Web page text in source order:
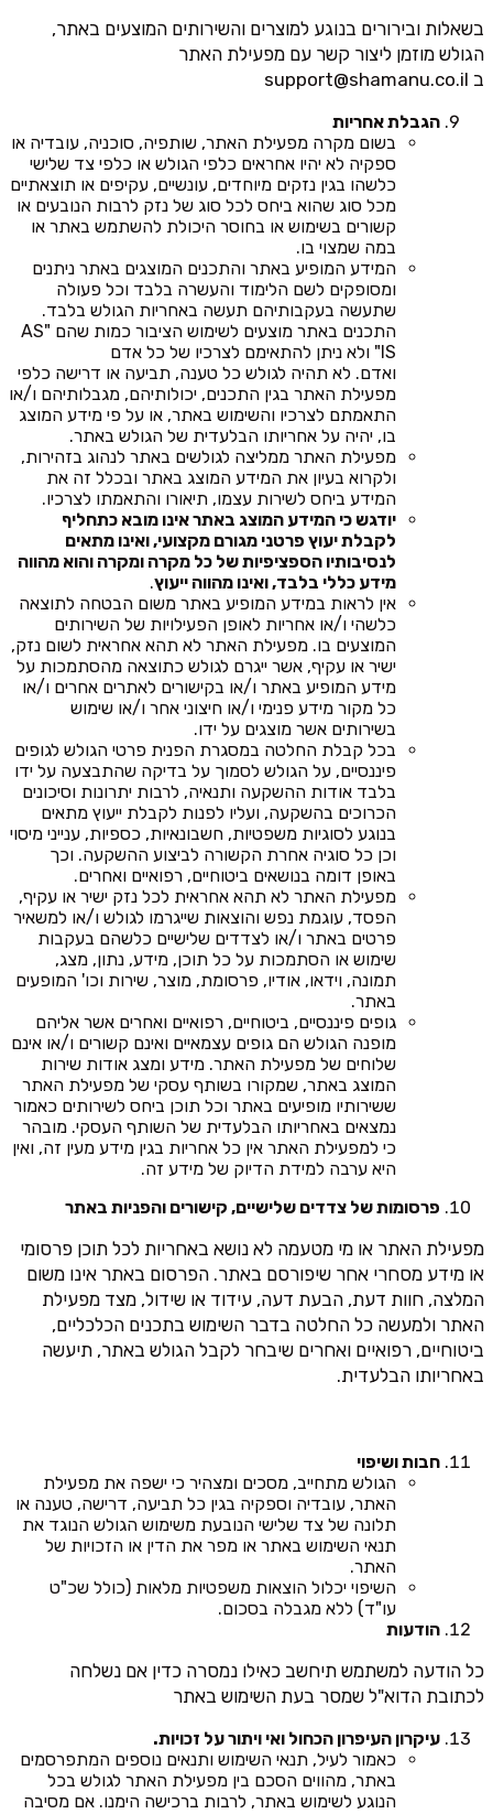
בשאלות ובירורים בנוגע למוצרים והשירותים המוצעים באתר,
הגולש מוזמן ליצור קשר עם מפעילת האתר
ב support@shamanu.co.il
הגבלת אחריות
בשום מקרה מפעילת האתר, שותפיה, סוכניה, עובדיה או
ספקיה לא יהיו אחראים כלפי הגולש או כלפי צד שלישי
כלשהו בגין נזקים מיוחדים, עונשיים, עקיפים או תוצאתיים
מכל סוג שהוא ביחס לכל סוג של נזק לרבות הנובעים או
קשורים בשימוש או בחוסר היכולת להשתמש באתר או
במה שמצוי בו.
המידע המופיע באתר והתכנים המוצגים באתר ניתנים
ומסופקים לשם הלימוד והעשרה בלבד וכל פעולה
שתעשה בעקבותיהם תעשה באחריות הגולש בלבד.
התכנים באתר מוצעים לשימוש הציבור כמות שהם "AS
IS" ולא ניתן להתאימם לצרכיו של כל אדם
ואדם. לא תהיה לגולש כל טענה, תביעה או דרישה כלפי
מפעילת האתר בגין התכנים, יכולותיהם, מגבלותיהם ו/או
התאמתם לצרכיו והשימוש באתר, או על פי מידע המוצג
בו, יהיה על אחריותו הבלעדית של הגולש באתר.
מפעילת האתר ממליצה לגולשים באתר לנהוג בזהירות,
ולקרוא בעיון את המידע המוצג באתר ובכלל זה את
המידע ביחס לשירות עצמו, תיאורו והתאמתו לצרכיו.
יודגש כי המידע המוצג באתר אינו מובא כתחליף
לקבלת יעוץ פרטני מגורם מקצועי, ואינו מתאים
לנסיבותיו הספציפיות של כל מקרה ומקרה והוא מהווה
מידע כללי בלבד, ואינו מהווה ייעוץ.
אין לראות במידע המופיע באתר משום הבטחה לתוצאה
כלשהי ו/או אחריות לאופן הפעילויות של השירותים
המוצעים בו. מפעילת האתר לא תהא אחראית לשום נזק,
ישיר או עקיף, אשר ייגרם לגולש כתוצאה מהסתמכות על
מידע המופיע באתר ו/או בקישורים לאתרים אחרים ו/או
כל מקור מידע פנימי ו/או חיצוני אחר ו/או שימוש
בשירותים אשר מוצגים על ידו.
בכל קבלת החלטה במסגרת הפנית פרטי הגולש לגופים
פיננסיים, על הגולש לסמוך על בדיקה שהתבצעה על ידו
בלבד אודות ההשקעה ותנאיה, לרבות יתרונות וסיכונים
הכרוכים בהשקעה, ועליו לפנות לקבלת ייעוץ מתאים
בנוגע לסוגיות משפטיות, חשבונאיות, כספיות, ענייני מיסוי
וכן כל סוגיה אחרת הקשורה לביצוע ההשקעה. וכך
באופן דומה בנושאים ביטוחיים, רפואיים ואחרים.
מפעילת האתר לא תהא אחראית לכל נזק ישיר או עקיף,
הפסד, עוגמת נפש והוצאות שייגרמו לגולש ו/או למשאיר
פרטים באתר ו/או לצדדים שלישיים כלשהם בעקבות
שימוש או הסתמכות על כל תוכן, מידע, נתון, מצג,
תמונה, וידאו, אודיו, פרסומת, מוצר, שירות וכו' המופעים
באתר.
גופים פיננסיים, ביטוחיים, רפואיים ואחרים אשר אליהם
מופנה הגולש הם גופים עצמאיים ואינם קשורים ו/או אינם
שלוחים של מפעילת האתר. מידע ומצג אודות שירות
המוצג באתר, שמקורו בשותף עסקי של מפעילת האתר
ששירותיו מופיעים באתר וכל תוכן ביחס לשירותים כאמור
נמצאים באחריותו הבלעדית של השותף העסקי. מובהר
כי למפעילת האתר אין כל אחריות בגין מידע מעין זה, ואין
היא ערבה למידת הדיוק של מידע זה.
פרסומות של צדדים שלישיים, קישורים והפניות באתר
מפעילת האתר או מי מטעמה לא נושא באחריות לכל תוכן פרסומי
או מידע מסחרי אחר שיפורסם באתר. הפרסום באתר אינו משום
המלצה, חוות דעת, הבעת דעה, עידוד או שידול, מצד מפעילת
האתר ולמעשה כל החלטה בדבר השימוש בתכנים הכלכליים,
ביטוחיים, רפואיים ואחרים שיבחר לקבל הגולש באתר, תיעשה
באחריותו הבלעדית.
חבות ושיפוי
הגולש מתחייב, מסכים ומצהיר כי ישפה את מפעילת
האתר, עובדיה וספקיה בגין כל תביעה, דרישה, טענה או
תלונה של צד שלישי הנובעת משימוש הגולש הנוגד את
תנאי השימוש באתר או מפר את הדין או הזכויות של
האתר.
השיפוי יכלול הוצאות משפטיות מלאות (כולל שכ"ט
עו"ד) ללא מגבלה בסכום.
הודעות
כל הודעה למשתמש תיחשב כאילו נמסרה כדין אם נשלחה
לכתובת הדוא"ל שמסר בעת השימוש באתר
עיקרון העיפרון הכחול ואי ויתור על זכויות.
כאמור לעיל, תנאי השימוש ותנאים נוספים המתפרסמים
באתר, מהווים הסכם בין מפעילת האתר לגולש בכל
הנוגע לשימוש באתר, לרבות ברכישה הימנו. אם מסיבה